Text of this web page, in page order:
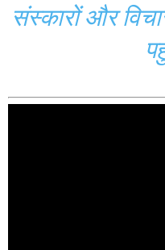
संस्कारों और